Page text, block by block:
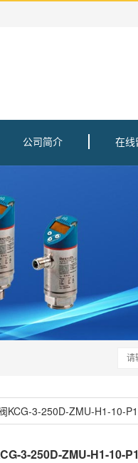
公司简介 在线
KCG-3-250D-ZMU-H1-10-
3-250D-ZMU-H1-10-